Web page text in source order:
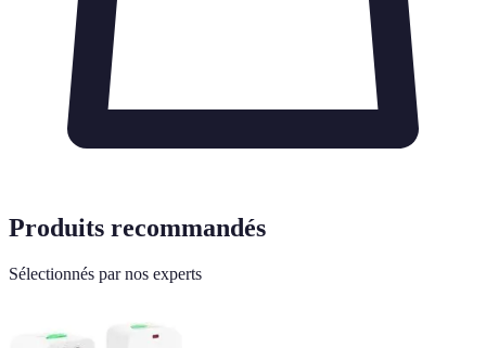
Produits recommandés
Sélectionnés par nos experts